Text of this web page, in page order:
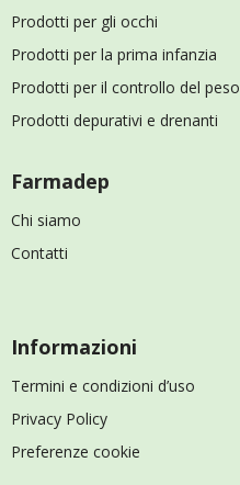
Prodotti per gli occhi
Prodotti per la prima infanzia
Prodotti per il controllo del peso
Prodotti depurativi e drenanti
Farmadep
Chi siamo
Contatti
Informazioni
Termini e condizioni d’uso
Privacy Policy
Preferenze cookie